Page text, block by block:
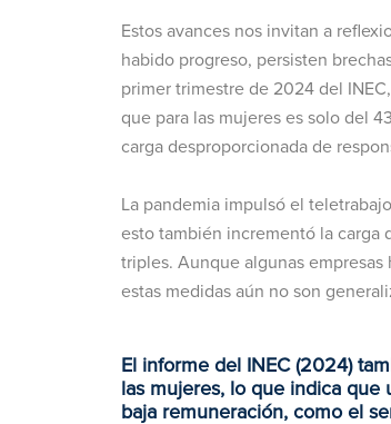
Estos avances nos invitan a
habido progreso, persisten
primer trimestre de 2024 del
que para las mujeres es solo del
carga desproporcionada de
La pandemia impulsó el
esto también incrementó la carga
triples. Aunque algunas empresas
estas medidas aún no son
El informe del INEC (2024)
las mujeres, lo que indica
baja remuneración, como el